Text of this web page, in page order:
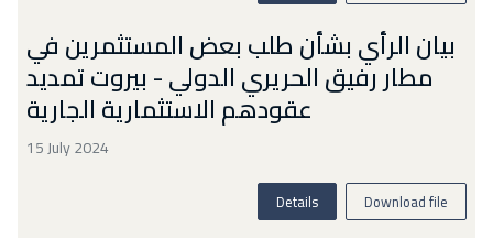
بيان الرأي بشأن طلب بعض المستثمرين في
مطار رفيق الحريري الدولي - بيروت تمديد
عقودهم الاستثمارية الجارية
15 July 2024
Details Download file